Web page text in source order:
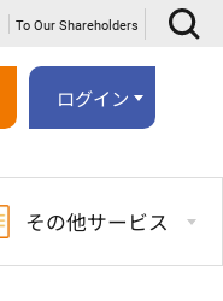
To Our Shareholders
ログイン
その他サービス